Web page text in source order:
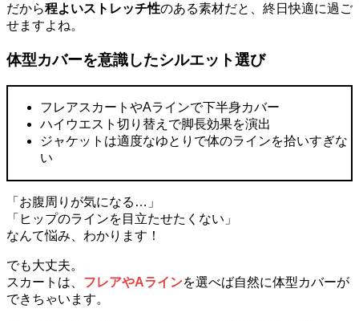
だから程よいストレッチ性のある素材だと、終日快適に過ご
せますよね。
体型カバーを意識したシルエット選び
フレアスカートやAラインで下半身カバー
ハイウエスト切り替えで脚長効果を演出
ジャケットは適度なゆとりで体のラインを拾いすぎな
い
「お腹周りが気になる…」
「ヒップのラインを目立たせたくない」
なんて悩み、わかります！
でも大丈夫。
スカートは、 フレアやAラインを選べば自然に体型カバーが
できちゃいます。